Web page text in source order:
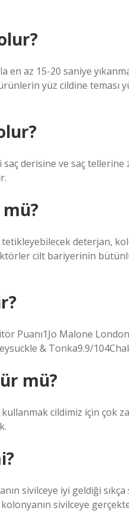
en az 15-20 saniye
yüz cildine teması
saç derisine ve saç
deterjan,
cilt bariyerinin
Puanı1Jo Malone
& Tonka9.9/
mü?
cildimiz için çok
sivilceye iyi geldiği
sivilceye